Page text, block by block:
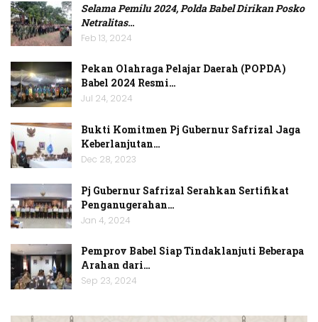
Selama Pemilu 2024, Polda Babel Dirikan Posko
Netralitas…
Feb 13, 2024
Pekan Olahraga Pelajar Daerah (POPDA)
Babel 2024 Resmi…
Jul 24, 2024
Bukti Komitmen Pj Gubernur Safrizal Jaga
Keberlanjutan…
Dec 28, 2023
Pj Gubernur Safrizal Serahkan Sertifikat
Penganugerahan…
Jan 4, 2024
Pemprov Babel Siap Tindaklanjuti Beberapa
Arahan dari…
Sep 23, 2024